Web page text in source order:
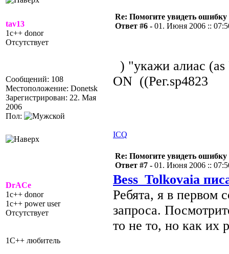
tav13
1c++ donor
Отсутствует
Сообщений: 108
Местоположение: Donetsk
Зарегистрирован: 22. Мая
2006
Пол:
Re: Помогите увидеть ошибку
Ответ #6 - 01. Июня 2006 ::
) "укажи алиас (as
ON ((Рег.sp4823
ICQ
DrACe
1c++ donor
1c++ power user
Отсутствует
1С++ любитель
Re: Помогите увидеть ошибку
Ответ #7 - 01. Июня 2006 ::
Bess_Tolkovaia
Ребята, я в первом
запроса.
то не то, но как их